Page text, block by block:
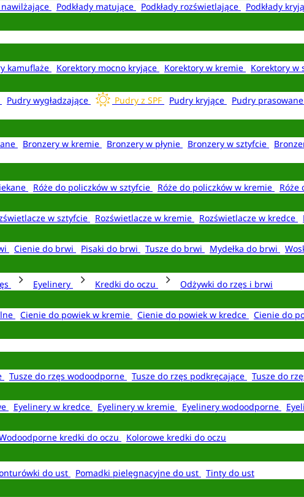
nawilżające Podkłady matujące Podkłady rozświetlające Podkłady
kamuflaże Korektory mocno kryjące Korektory w kremie Korektory w
Pudry wygładzające Pudry z SPF Pudry kryjące Pudry prasowane
Bronzery w kremie Bronzery w płynie Bronzery w sztyfcie
Róże do policzków w sztyfcie Róże do policzków w kremie Róże
w sztyfcie Rozświetlacze w kremie Rozświetlacze w kredce
Cienie do brwi Pisaki do brwi Tusze do brwi Mydełka do brwi
Eyelinery Kredki do oczu
Odżywki do rzęs i brwi
Cienie do powiek w kremie Cienie do powiek w kredce Cienie do
Tusze do rzęs wodoodporne Tusze do rzęs podkręcające Tusze do
Eyelinery w kredce Eyelinery w kremie Eyelinery wodoodporne
kredki do oczu
Kolorowe kredki do oczu
do ust Pomadki pielęgnacyjne do ust
Tinty do ust